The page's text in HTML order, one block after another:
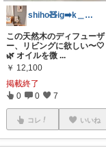
shiho🧸ig➡️k＿home1019
この天然木のディフューザ
ー、リビングに欲しい〜🤍
🌿 オイルを微 ...
￥ 12,100
掲載終了
0 0 7
コレ いいね